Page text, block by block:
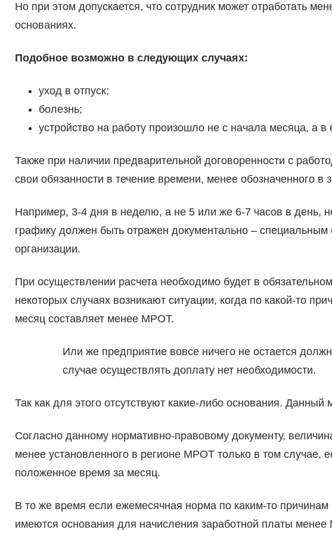
Но при этом допускается, что сотрудник может отработать
основаниях.
Подобное возможно в следующих случаях:
уход в отпуск;
болезнь;
устройство на работу произошло не с начала месяца, а в
Также при наличии предварительной договоренности с
свои обязанности в течение времени, менее обозначенного в
Например, 3-4 дня в неделю, а не 5 или же 6-7 часов в день,
графику должен быть отражен документально –
организации.
При осуществлении расчета необходимо будет в
некоторых случаях возникают ситуации, когда по какой-то
месяц составляет менее МРОТ.
Или же предприятие вовсе ничего не остается
случае осуществлять доплату нет необходимости.
Так как для этого отсутствуют какие-либо основания.
Согласно данному нормативно-правовому документу,
менее установленного в регионе МРОТ только в том случае,
положенное время за месяц.
В то же время если ежемесячная норма по каким-то
имеются основания для начисления заработной платы